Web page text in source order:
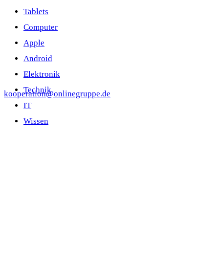
Tablets
Computer
Apple
Android
Elektronik
Technik
IT
Wissen
kooperation@onlinegruppe.de